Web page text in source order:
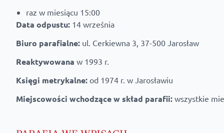
raz w miesiącu 15:00
Data odpustu: 14 września
Biuro parafialne: ul. Cerkiewna 3, 37-500 Jarosław
Reaktywowana w 1993 r.
Księgi metrykalne: od 1974 r. w Jarosławiu
Miejscowości wchodzące w skład parafii: wszystkie